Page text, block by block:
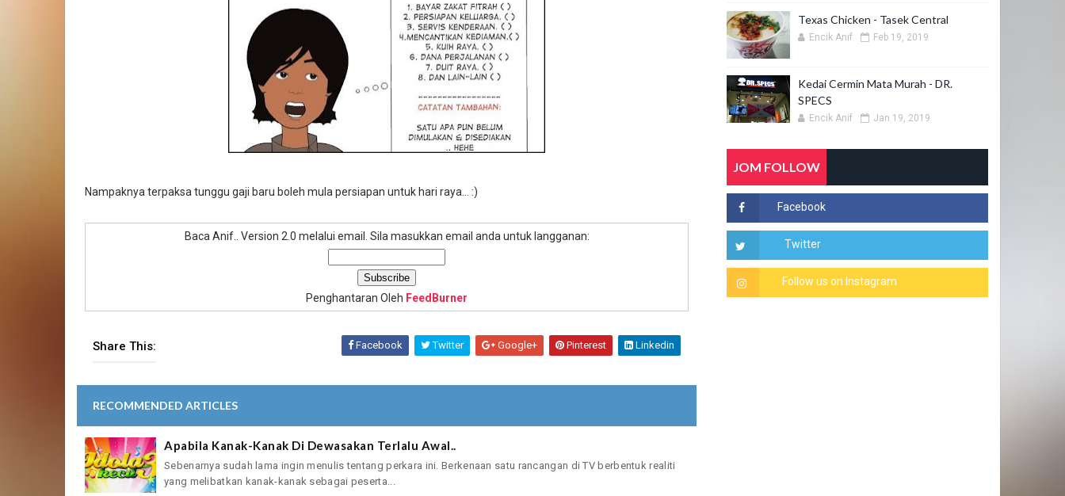
Nampaknya terpaksa tunggu gaji baru boleh mula persiapan untuk hari raya... :)
Baca Anif.. Version 2.0 melalui email. Sila masukkan email anda untuk langganan:
Penghantaran Oleh FeedBurner
Share This: Facebook Twitter Google+ Pinterest Linkedin
RECOMMENDED ARTICLES
Apabila Kanak-Kanak Di Dewasakan Terlalu Awal..
Sebenarnya sudah lama ingin menulis tentang perkara ini. Berkenaan satu rancangan di TV berbentuk realiti
yang melibatkan kanak-kanak sebagai peserta...
Texas Chicken - Tasek Central
Encik Anif Feb 19, 2019
Kedai Cermin Mata Murah - DR.
SPECS
Encik Anif Jan 19, 2019
JOM FOLLOW